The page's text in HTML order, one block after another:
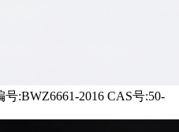
号:BWZ6661-2016 CAS号:50-